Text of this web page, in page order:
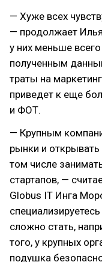
— Хуже всех
— продолжает
у них меньше
полученным
траты на
приведет к еще
и ФОТ.
— Крупным
рынки и открывать
том числе
стартапов, —
Globus IT Инга
сложно стать,
того, у крупных
подушка